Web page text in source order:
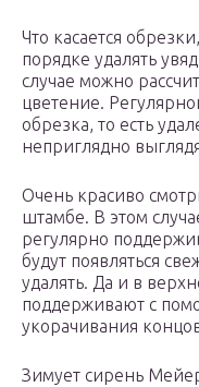
Что касается
порядке удалять
случае можно
цветение.
обрезка, то есть
неприглядно
Очень красиво
штамбе. В этом
регулярно
будут появляться
удалять. Да и в
поддерживают с
укорачивания
Зимует сирень